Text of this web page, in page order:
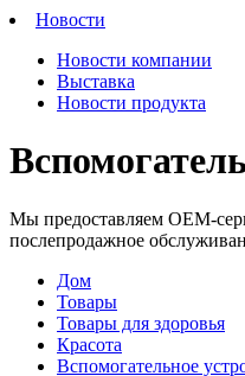
Новости
Новости компании
Выставка
Новости продукта
Мы предоставляем OEM-
послепродажное
Дом
Товары
Товары для здоровья
Красота
Вспомогательное